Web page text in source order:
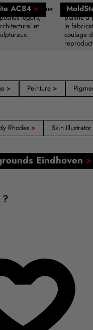
AC84 >
résine acrylique
légers,
et
platine à
la
coulage
> Peinture >
Rhodes >
Skin Illustrator
Barcelone,
Eindhoven >
?